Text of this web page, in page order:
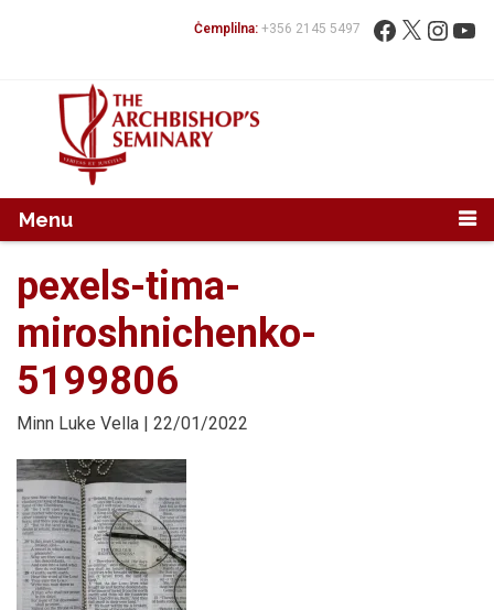
Fittex: Facebook
X
Ċemplilna: +356 2145 5497
Menu
pexels-tima-
miroshnichenko-
5199806
Minn Luke Vella | 22/01/2022